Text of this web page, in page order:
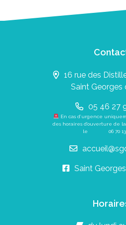
16 rue des
Saint Georges
05 46 27
En cas d’urgence
des horaires d’ouverture de
le 06 70
Saint